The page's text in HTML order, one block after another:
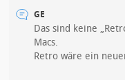
GE
Das sind keine
Macs.
Retro wäre ein